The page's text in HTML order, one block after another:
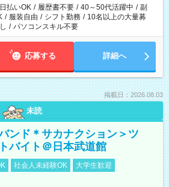
日払いOK / 履歴書不要 / 40～50代活躍中 / 副
/ 服装自由 / シフト勤務 / 10名以上の大量募
/ パソコンスキル不要
応募する 詳細へ
掲載日：2026.08.03
未読
ンド＊サカナクション＞ツ
バイト＠日本武道館
社会人未経験OK
大学生歓迎